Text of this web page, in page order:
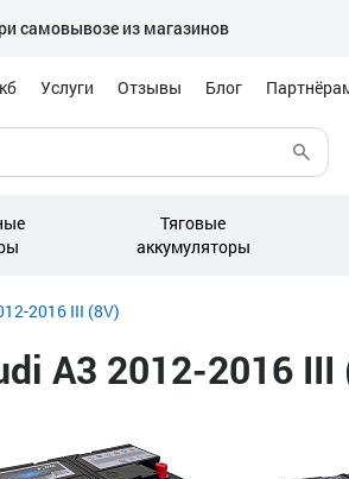
самовывозе из магазинов
Услуги Отзывы Блог
Тяговые
аккумуляторы
2016 III (8V)
A3 2012-2016 III